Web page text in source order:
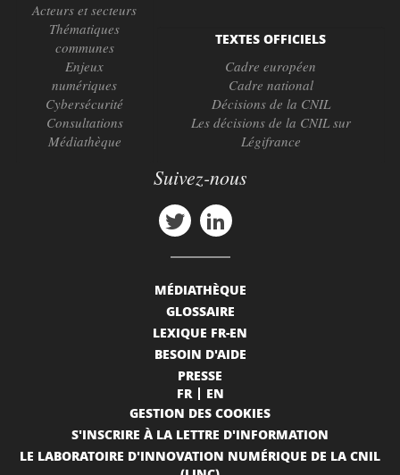
Acteurs et secteurs
Thématiques
communes
Enjeux
numériques
Cybersécurité
Consultations
Médiathèque
TEXTES OFFICIELS
Cadre européen
Cadre national
Décisions de la CNIL
Les décisions de la CNIL sur
Légifrance
Suivez-nous
MÉDIATHÈQUE
GLOSSAIRE
LEXIQUE FR-EN
BESOIN D'AIDE
PRESSE
FR
EN
GESTION DES COOKIES
S'INSCRIRE À LA LETTRE D'INFORMATION
LE LABORATOIRE D'INNOVATION NUMÉRIQUE DE LA CNIL